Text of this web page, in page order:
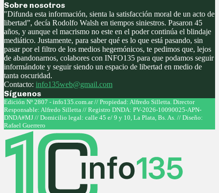
Sobre nosotros
"Difunda esta información, sienta la satisfacción moral de un acto de
libertad”, decía Rodolfo Walsh en tiempos siniestros. Pasaron 45
años, y aunque el macrismo no este en el poder continúa el blindaje
mediático. Justamente, para saber qué es lo que está pasando, sin
pasar por el filtro de los medios hegemónicos, te pedimos que, lejos
de abandonarnos, colabores con INFO135 para que podamos seguir
informándote y seguir siendo un espacio de libertad en medio de
tanta oscuridad.
Contacto: info135web@gmail.com
Síguenos
Facebook
Twitter
Instagram
Youtube
Edición Nº 2807 - info135.com.ar // Propiedad: Alfredo Silletta. Director
Responsable: Alfredo Silletta // Registro DNDA: PV-2026-10090025-APN-
DNDA#MJ // Domicilio legal: calle 45 e/ 9 y 10, La Plata, Bs. As. // Diseño:
Rafael Guerrero